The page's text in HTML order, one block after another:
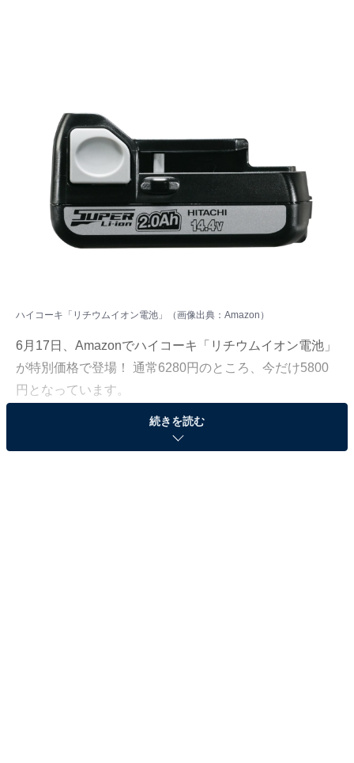
ハイコーキ「リチウムイオン電池」（画像出典：Amazon）
6月17日、Amazonでハイコーキ「リチウムイオン電池」
が特別価格で登場！ 通常6280円のところ、今だけ5800
円となっています。
そのほかにも注目の商品がラインナップされているの
続きを読む